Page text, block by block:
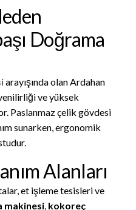
Doğrama
arayışında olan Ardahan
ve yüksek
Paslanmaz çelik gövdesi
sunarken, ergonomik
Alanları
et işleme tesisleri ve
makinesi, kokoreç